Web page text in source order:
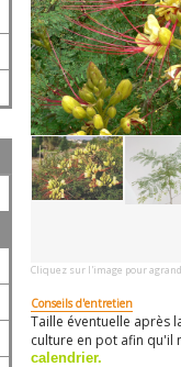
Cliquez sur l'image pour
Conseils d'entretien
Taille éventuelle après
culture en pot afin qu'il
calendrier.